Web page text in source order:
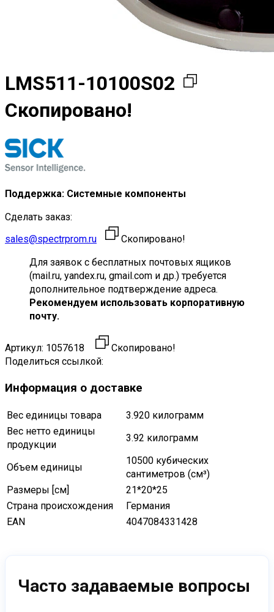
LMS511-10100S02
Скопировано!
Поддержка: Системные компоненты
Сделать заказ:
sales@spectrprom.ru
Скопировано!
Для заявок с бесплатных почтовых ящиков
(mail.ru, yandex.ru, gmail.com и др.) требуется
дополнительное подтверждение адреса.
Рекомендуем использовать корпоративную
почту.
Артикул: 1057618
Скопировано!
Поделиться ссылкой:
Информация о доставке
Вес единицы товара
3.920 килограмм
Вес нетто единицы
продукции
3.92 килограмм
Объем единицы
10500 кубических
сантиметров (см³)
Размеры [см]
21*20*25
Страна происхождения
Германия
EAN
4047084331428
Часто задаваемые вопросы